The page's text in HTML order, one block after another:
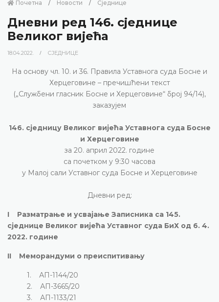
Почетна Новости Сједнице
Дневни ред 146. сједнице
Великог вијећа
18.04.2022. СЈЕДНИЦЕ
На основу чл. 10. и 36. Правила Уставнога суда Босне и
Херцеговине – пречишћени текст
(„Службени гласник Босне и Херцеговине“ број 94/14),
заказујем
146. сједницу Великог вијећа Уставнога суда Босне
и Херцеговине
за 20. април 2022. године
са почетком у 9:30 часова
у Малој сали Уставног суда Босне и Херцеговине
Дневни ред:
I Разматрање и усвајање Записника са 145.
сједнице Великог вијећа Уставног суда БиХ од 6. 4.
2022. године
II Меморандуми о преиспитивању
1. АП-1144/20
2. АП-3665/20
3. АП-1133/21